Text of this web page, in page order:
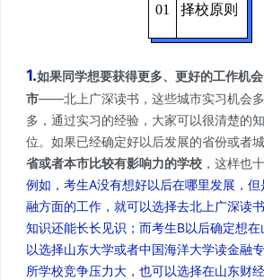
01 择校原则
1.如果同学想要获得更多、更好的工作机
市——北上广深读书，这些城市实习机会
多，通过实习的经验，大家可以很清楚的
位。如果已经确定好以后发展的省份或者
省或者本市比较有影响力的学校 ，这样也
例如，考生A没有想好以后在哪里发展，
融方面的工作，就可以选择去北上广深读
知识还能长长见识；而考生B以后确定想
以选择山东大学或者中国海洋大学读金融
所学校竞争压力大，也可以选择在山东财经